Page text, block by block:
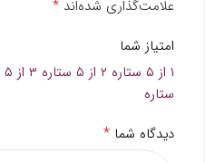
علامت‌گذاری شده‌اند *
امتیاز شما
۱ از ۵ ستاره
۲ از ۵ ستاره ۳ از ۵ ستاره
ستاره
دیدگاه شما *